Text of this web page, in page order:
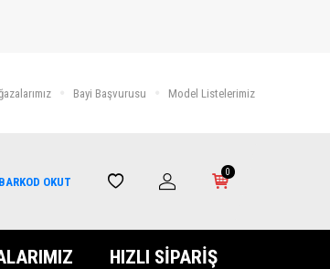
Bayi Başvurusu Model Listelerimiz
BARKOD OKUT
0
HIZLI SİPARİŞ